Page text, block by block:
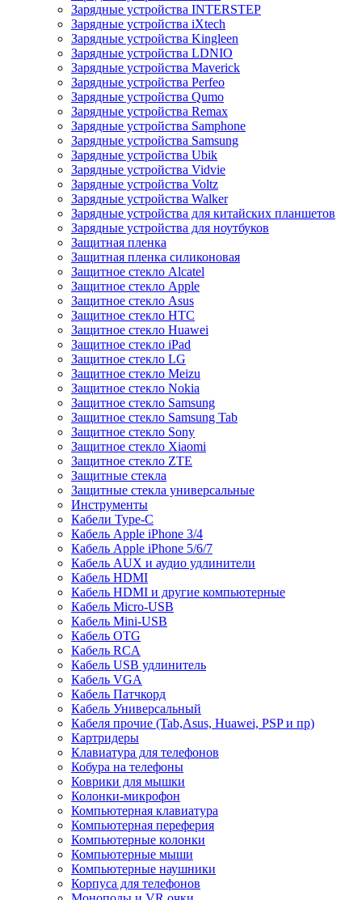
Зарядные устройства INTERSTEP
Зарядные устройства iXtech
Зарядные устройства Kingleen
Зарядные устройства LDNIO
Зарядные устройства Maverick
Зарядные устройства Perfeo
Зарядные устройства Qumo
Зарядные устройства Remax
Зарядные устройства Samphone
Зарядные устройства Samsung
Зарядные устройства Ubik
Зарядные устройства Vidvie
Зарядные устройства Voltz
Зарядные устройства Walker
Зарядные устройства для китайских планшетов
Зарядные устройства для ноутбуков
Защитная пленка
Защитная пленка силиконовая
Защитное стекло Alcatel
Защитное стекло Apple
Защитное стекло Asus
Защитное стекло HTC
Защитное стекло Huawei
Защитное стекло iPad
Защитное стекло LG
Защитное стекло Meizu
Защитное стекло Nokia
Защитное стекло Samsung
Защитное стекло Samsung Tab
Защитное стекло Sony
Защитное стекло Xiaomi
Защитное стекло ZTE
Защитные стекла
Защитные стекла универсальные
Инструменты
Кабели Type-C
Кабель Apple iPhone 3/4
Кабель Apple iPhone 5/6/7
Кабель AUX и аудио удлинители
Кабель HDMI
Кабель HDMI и другие компьютерные
Кабель Micro-USB
Кабель Mini-USB
Кабель OTG
Кабель RCA
Кабель USB удлинитель
Кабель VGA
Кабель Патчкорд
Кабель Универсальный
Кабеля прочие (Tab,Asus, Huawei, PSP и пр)
Картридеры
Клавиатура для телефонов
Кобура на телефоны
Коврики для мышки
Колонки-микрофон
Компьютерная клавиатура
Компьютерная переферия
Компьютерные колонки
Компьютерные мыши
Компьютерные наушники
Корпуса для телефонов